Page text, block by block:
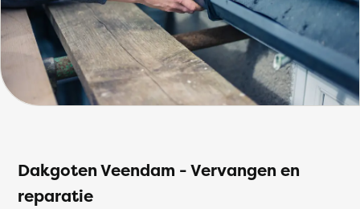
Dakgoten Veendam - Vervangen en
reparatie